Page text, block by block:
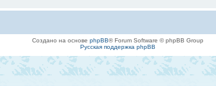
Создано на основе phpBB® Forum Software © phpBB Group
Русская поддержка phpBB